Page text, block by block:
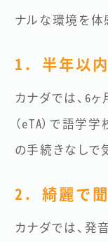
ナルな環境を体
1. 半年以
カナダでは、6
（eTA）で語学
の手続きなしで
2. 綺麗で
カナダでは、発